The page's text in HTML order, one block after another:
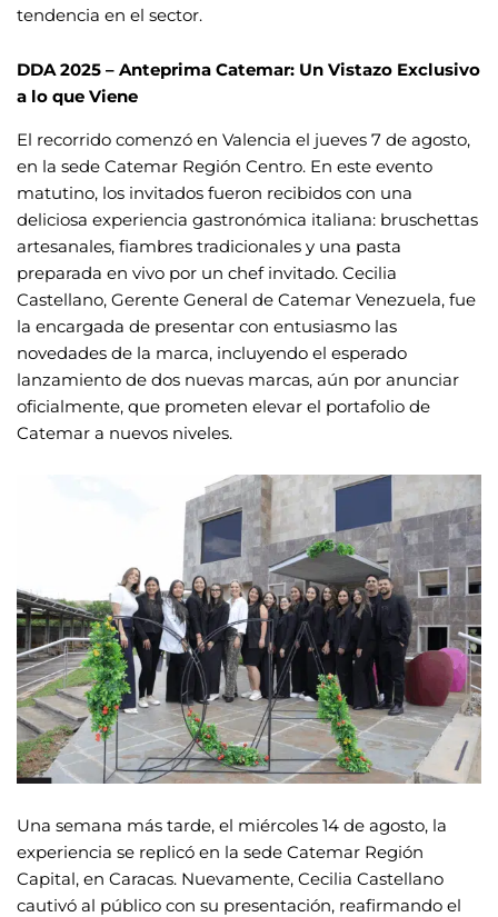
tendencia en el sector.
DDA 2025 – Anteprima Catemar: Un Vistazo Exclusivo
a lo que Viene
El recorrido comenzó en Valencia el jueves 7 de agosto,
en la sede Catemar Región Centro. En este evento
matutino, los invitados fueron recibidos con una
deliciosa experiencia gastronómica italiana: bruschettas
artesanales, fiambres tradicionales y una pasta
preparada en vivo por un chef invitado. Cecilia
Castellano, Gerente General de Catemar Venezuela, fue
la encargada de presentar con entusiasmo las
novedades de la marca, incluyendo el esperado
lanzamiento de dos nuevas marcas, aún por anunciar
oficialmente, que prometen elevar el portafolio de
Catemar a nuevos niveles.
Una semana más tarde, el miércoles 14 de agosto, la
experiencia se replicó en la sede Catemar Región
Capital, en Caracas. Nuevamente, Cecilia Castellano
cautivó al público con su presentación, reafirmando el